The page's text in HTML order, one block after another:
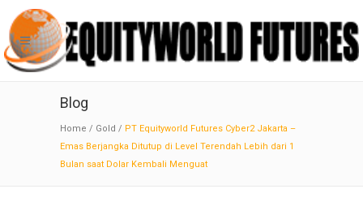
Blog
Home / Gold / PT Equityworld Futures Cyber2 Jakarta –
Emas Berjangka Ditutup di Level Terendah Lebih dari 1
Bulan saat Dolar Kembali Menguat